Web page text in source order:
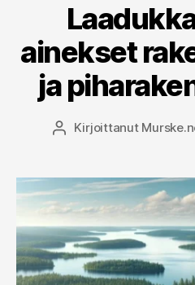
ainekset
ja
Kirjoittaja
Kirjoittanut